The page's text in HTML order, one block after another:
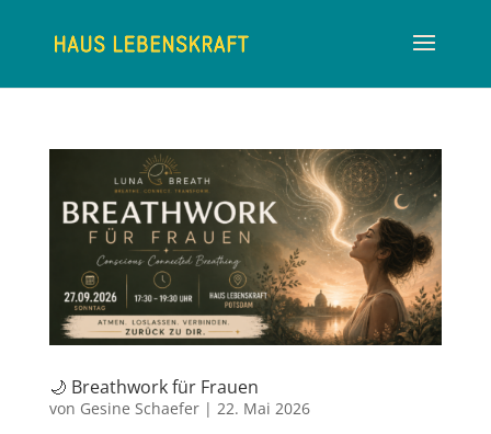
🌙 Breathwork für Frauen
von Gesine Schaefer| 22. Mai 2026